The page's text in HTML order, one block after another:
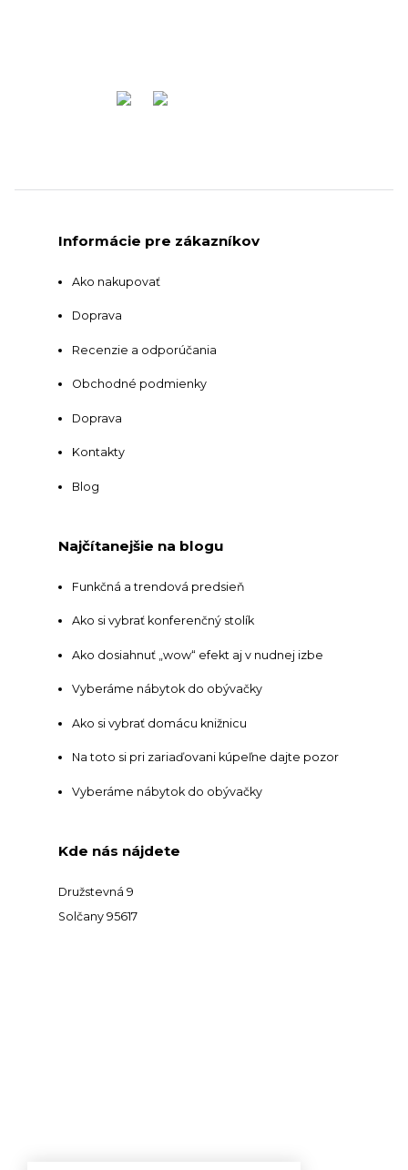
Informácie pre zákazníkov
Ako nakupovať
Doprava
Recenzie a odporúčania
Obchodné podmienky
Doprava
Kontakty
Blog
Najčítanejšie na blogu
Funkčná a trendová predsieň
Ako si vybrať konferenčný stolík
Ako dosiahnuť „wow“ efekt aj v nudnej izbe
Vyberáme nábytok do obývačky
Ako si vybrať domácu knižnicu
Na toto si pri zariaďovani kúpeľne dajte pozor
Vyberáme nábytok do obývačky
Kde nás nájdete
Družstevná 9
Solčany 95617